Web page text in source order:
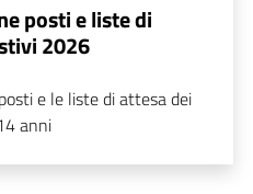
posti e liste di
2026
e le liste di attesa dei
anni